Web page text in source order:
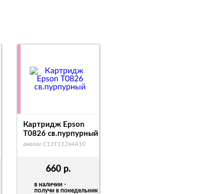
660 р.
в наличии -
получи в понедельник
Картридж Epson
T0826 св.пурпурный
аналог C13T11264A10